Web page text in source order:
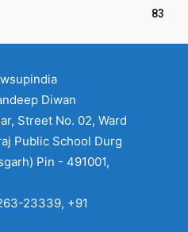
83
Diwan
Street No. 02, Ward
Public School Durg
Pin - 491001,
23339, +91